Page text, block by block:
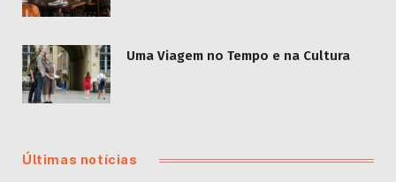
Uma Viagem no Tempo e na Cultura
Últimas notícias